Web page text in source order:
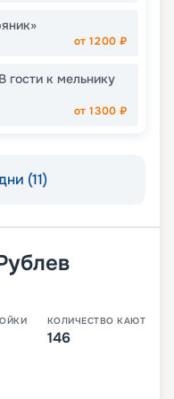
от1200 ₽
гости к мельнику
от1300 ₽
(11)
КОЛИЧЕСТВО КАЮТ
146